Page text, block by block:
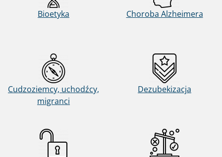
Bioetyka Choroba Alzheimera
Cudzoziemcy, uchodźcy,
migranci
Dezubekizacja